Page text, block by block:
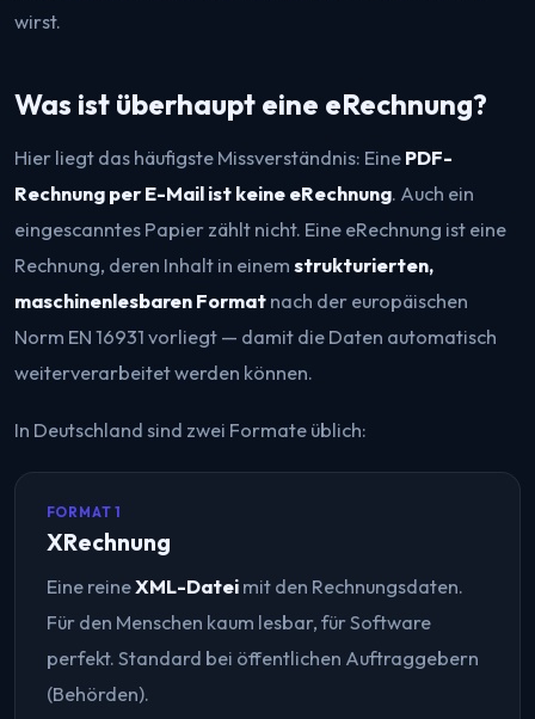
wirst.
Was ist überhaupt eine eRechnung?
Hier liegt das häufigste Missverständnis: Eine PDF-
Rechnung per E-Mail ist keine eRechnung. Auch ein
eingescanntes Papier zählt nicht. Eine eRechnung ist eine
Rechnung, deren Inhalt in einem strukturierten,
maschinenlesbaren Format nach der europäischen
Norm EN 16931 vorliegt — damit die Daten automatisch
weiterverarbeitet werden können.
In Deutschland sind zwei Formate üblich:
FORMAT 1
XRechnung
Eine reineXML-Dateimit den Rechnungsdaten.
Für den Menschen kaum lesbar, für Software
perfekt. Standard bei öffentlichen Auftraggebern
(Behörden).